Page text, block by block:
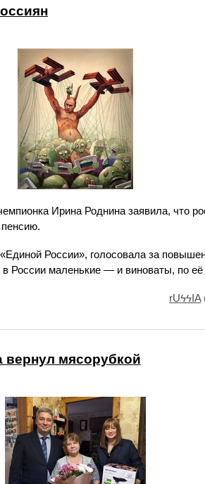
Ирина Роднина заявила, что
России», голосовала за
в России маленькие — и виноваты, по
rUϟϟIA
вернул мясорубкой